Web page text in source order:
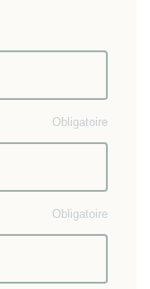
Obligatoire
Obligatoire